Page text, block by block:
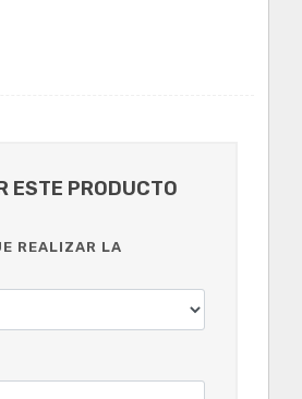
ESTE PRODUCTO
REALIZAR LA